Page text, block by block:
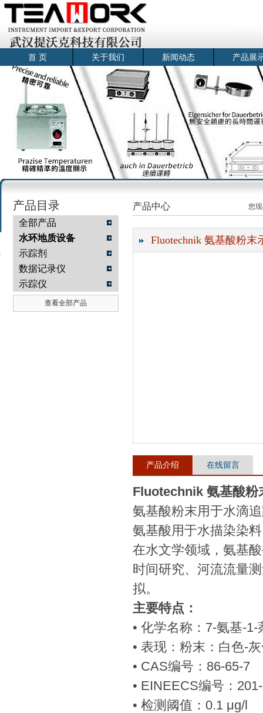
武汉提沃克科技有限公司
首 页 关于我们 新闻动态 产品展
产品目录
全部产品
水环地质设备
示踪剂
数据记录仪
示踪仪
查看全部产品
产品中心 您
Fluotechnik 氨基酸粉末
产品介绍 在线留言
Fluotechnik 氨基酸粉
氨基酸粉末用于水滴
氨基酸用于水描染染料
在水文学领域，氨基
时间研究、河流流量
拟。
主要特点：
• 化学名称：7-氨基-
• 表现：粉末：白色-
• CAS编号：86-65-7
• EINEECS编号：
• 检测阈值：0.1 μg/l